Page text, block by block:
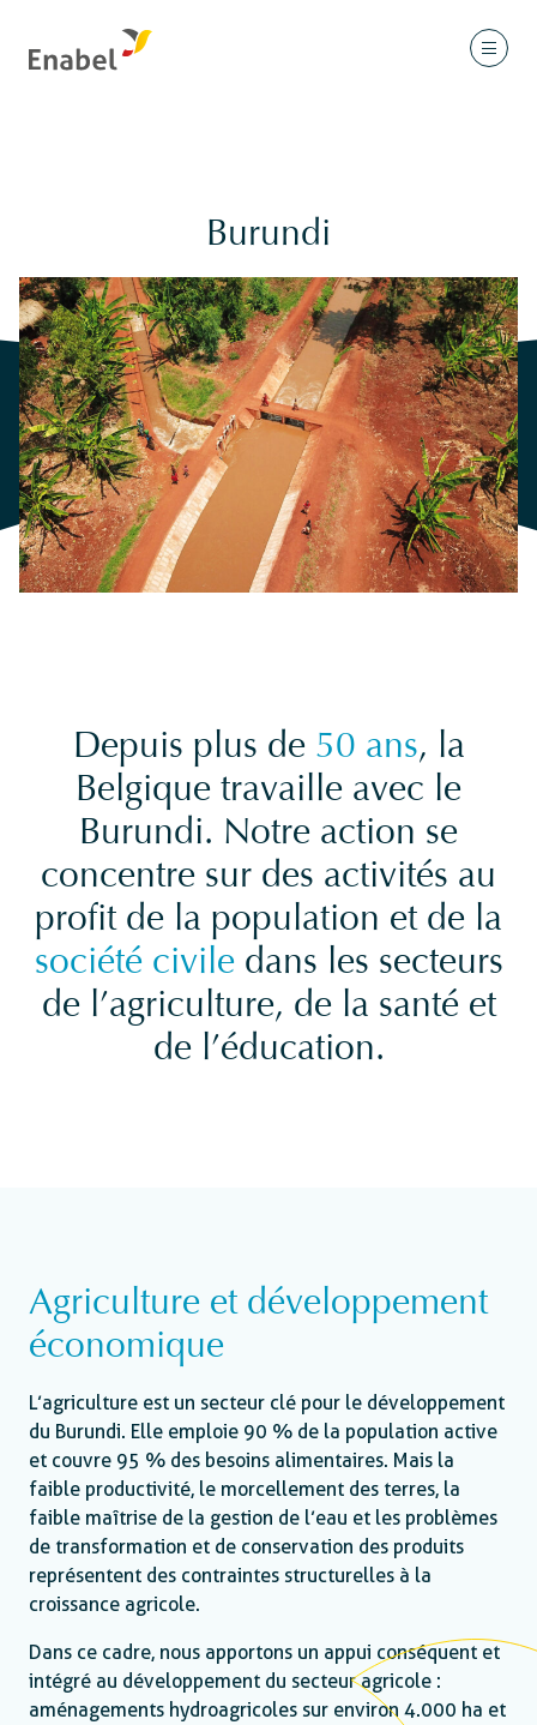
Burundi
Depuis plus de 50 ans, la
Belgique travaille avec le
Burundi. Notre action se
concentre sur des activités au
profit de la population et de la
société civile dans les secteurs
de l’agriculture, de la santé et
de l’éducation.
Agriculture et développement
économique
L’agriculture est un secteur clé pour le développement
du Burundi. Elle emploie 90 % de la population active
et couvre 95 % des besoins alimentaires. Mais la
faible productivité, le morcellement des terres, la
faible maîtrise de la gestion de l’eau et les problèmes
de transformation et de conservation des produits
représentent des contraintes structurelles à la
croissance agricole.
Dans ce cadre, nous apportons un appui conséquent et
intégré au développement du secteur agricole :
aménagements hydroagricoles sur environ 4.000 ha et